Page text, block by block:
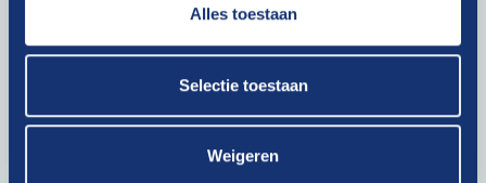
Alles toestaan
Selectie toestaan
Weigeren
Thema’s